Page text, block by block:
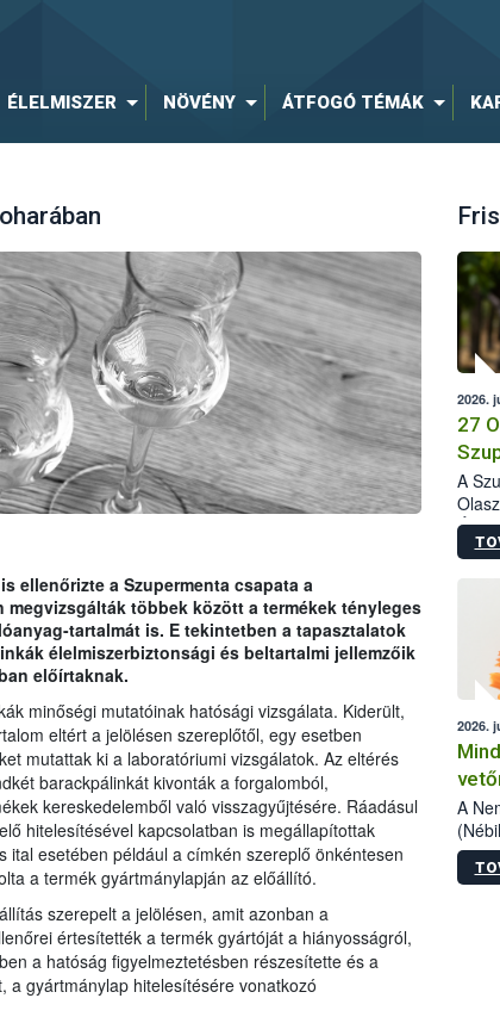
ÉLELMISZER NÖVÉNY ÁTFOGÓ TÉMÁK
ellenőrizte a Szupermenta csapata a
többek között a termékek tényleges
tartalmát is. E tekintetben a tapasztalatok
élelmiszerbiztonsági és beltartalmi jellemzőik
előírtaknak.
minőségi mutatóinak hatósági vizsgálata. Kiderült,
eltért a jelölésen szereplőtől, egy esetben
mutattak ki a laboratóriumi vizsgálatok. Az eltérés
barackpálinkát kivonták a forgalomból,
kereskedelemből való visszagyűjtésére. Ráadásul
hitelesítésével kapcsolatban is megállapítottak
ital esetében például a címkén szereplő önkéntesen
a termék gyártmánylapján az előállító.
szerepelt a jelölésen, amit azonban a
értesítették a termék gyártóját a hiányosságról,
a hatóság figyelmeztetésben részesítette és a
a gyártmánylap hitelesítésére vonatkozó
2026.
27
A
2026.
A